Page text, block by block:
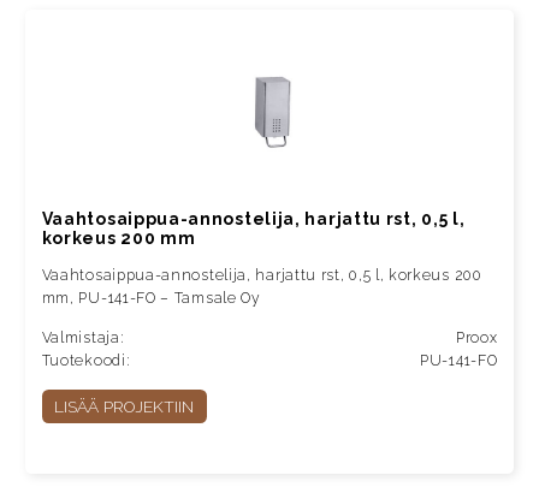
Vaahtosaippua-annostelija, harjattu rst, 0,5 l,
korkeus 200 mm
Vaahtosaippua-annostelija, harjattu rst, 0,5 l, korkeus 200
mm, PU-141-FO – Tamsale Oy
Valmistaja:
Proox
Tuotekoodi:
PU-141-FO
LISÄÄ PROJEKTIIN